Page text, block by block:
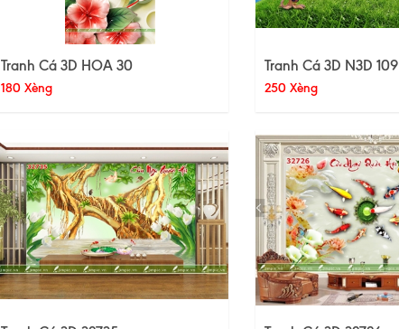
Tranh Cá 3D HOA 30
180 Xèng
Tranh Cá 3D N3D 109
250 Xèng